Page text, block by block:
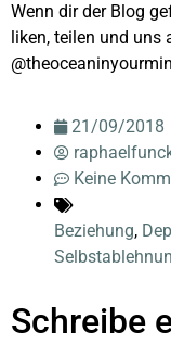
Wenn dir der Blog
liken, teilen und uns
21/09/2018
Keine
Beziehung,
Schreibe